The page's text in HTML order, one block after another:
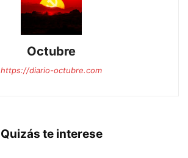
Octubre
https://diario-octubre.com
Quizás te interese